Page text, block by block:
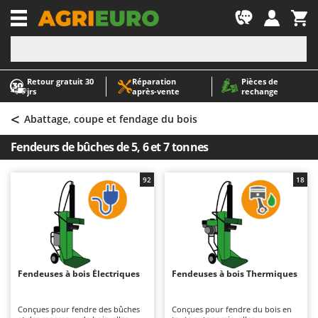
Retour gratuit 30
jrs
Réparation
après‑vente
Pièces de
rechange
-1
A
Abris de jardin
Accessoires pour tracteurs tondeuses autoportés
Aérateurs Scarificateurs pour gazon
Arracheuses de pommes de terre pour tracteur
Aspirateurs - Balais Électriques
Aspirateurs à cendres
Aspirateurs à feuilles sur roues
Aspirateurs de piscine
Aspirateurs Multifonctions
Atomiseurs pour traitements
A
AgriEuro Premium
AgriEuro TOP-LINE
AGT
Aima
Airmec
AL-KO
ALA 2000
Alce
Ama
< Abattage, coupe et fendage du bois
Fendeurs de bûches de 5, 6 et 7 tonnes
Fendeuses à bois Électriques
Conçues pour fendre des bûches
92
Fendeuses à bois Thermiques
Conçues pour fendre du bois en
18